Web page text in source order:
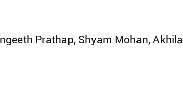
Prathap, Shyam Mohan, Akhila